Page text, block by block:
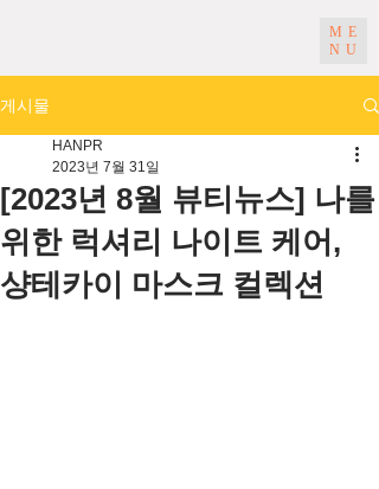
ME
NU
게시물
[2023년 8월 뷰티뉴스] 나를
위한 럭셔리 나이트 케어,
샹테카이 마스크 컬렉션
HANPR
2023년 7월 31일